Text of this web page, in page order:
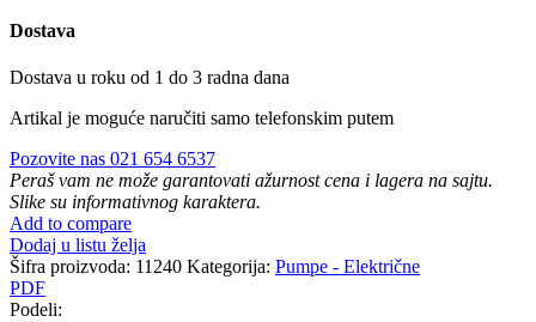
Dostava
Dostava u roku od 1 do 3 radna dana
Artikal je moguće naručiti samo telefonskim putem
Pozovite nas 021 654 6537
Peraš vam ne može garantovati ažurnost cena i lagera na sajtu.
Slike su informativnog karaktera.
Add to compare
Dodaj u listu želja
Šifra proizvoda: 11240 Kategorija: Pumpe - Električne
PDF
Podeli: